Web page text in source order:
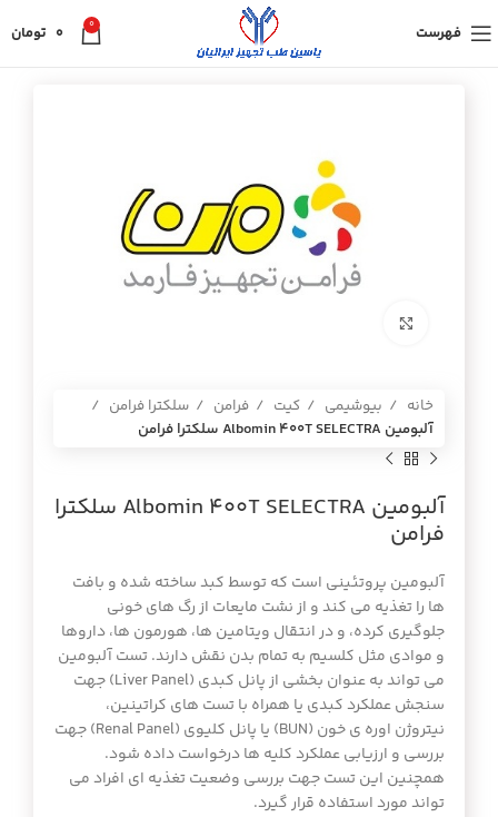
فهرست 0
0 تومان
خانه بیوشیمی کیت فرامن
سلکترا فرامن
آلبومين Albomin 400T SELECTRA سلكترا فرامن
آلبومين Albomin 400T SELECTRA سلكترا
فرامن
آلبومین پروتئینی است که توسط کبد ساخته شده و بافت
ها را تغذیه می کند و از نشت مایعات از رگ های خونی
جلوگیری کرده، و در انتقال ویتامین ها، هورمون ها، داروها
و موادی مثل کلسیم به تمام بدن نقش دارند. تست آلبومین
می تواند به عنوان بخشی از پانل کبدی (Liver Panel) جهت
سنجش عملکرد کبدی یا همراه با تست های کراتینین،
نیتروژن اوره ی خون (BUN) یا پانل کلیوی (Renal Panel) جهت
بررسی و ارزیابی عملکرد کلیه ها درخواست داده شود.
همچنین این تست جهت بررسی وضعیت تغذیه ای افراد می
تواند مورد استفاده قرار گیرد.